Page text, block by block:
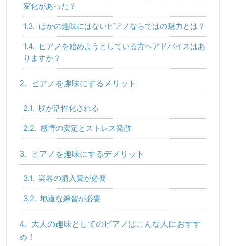
変化があった？
1.3. ほかの趣味にはないピアノならではの魅力とは？
1.4.
ピアノを始めようとしている方へアドバイスはあ
りますか？
2. ピアノを趣味にするメリット
2.1. 脳が活性化される
2.2. 感情の安定とストレス発散
3. ピアノを趣味にするデメリット
3.1. 楽器の購入費が必要
3.2. 地道な練習が必要
4. 大人の趣味としてのピアノはこんな人におすす
め！